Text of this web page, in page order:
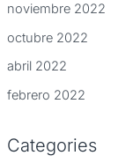
noviembre 2022
octubre 2022
abril 2022
febrero 2022
Categories